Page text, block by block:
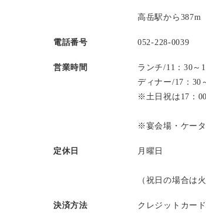
高岳駅から387m
電話番号 052-228-0039
営業時間
ランチ/11：30～
ディナー/17：30
※土日祝は17：
※宴会場・ケータ
定休日 月曜日
（祝日の場合は
決済方法 クレジットカー